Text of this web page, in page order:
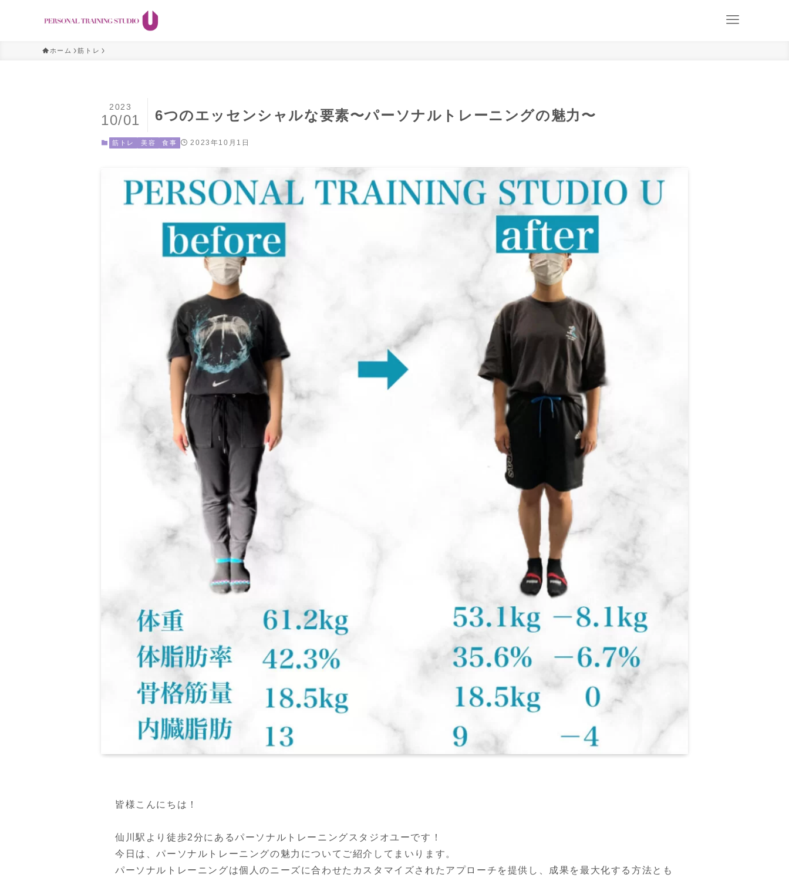
ホーム 筋トレ
6つのエッセンシャルな要素〜パーソナルトレーニングの魅力〜
2023
10/01
筋トレ 美容 食事 2023年10月1日
皆様こんにちは！
仙川駅より徒歩2分にあるパーソナルトレーニングスタジオユーです！
今日は、パーソナルトレーニングの魅力についてご紹介してまいります。
パーソナルトレーニングは個人のニーズに合わせたカスタマイズされたアプローチを提供し、成果を最大化する方法とも